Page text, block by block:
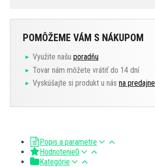
POMÔŽEME VÁM S NÁKUPOM
Využite našu poradňu
Tovar nám môžete vrátiť do 14 dní
Vyskúšajte si produkt u nás na predajne
Popis a parametre
Hodnotenie0
Kategórie